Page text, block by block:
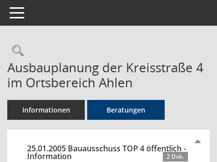
Toggle navigation
Rechercheauswahl
Ausbauplanung der Kreisstraße 4
im Ortsbereich Ahlen
Informationen Beratungen
25.01.2005 Bauausschuss TOP 4 öffentlich -
Information 2 Dok.